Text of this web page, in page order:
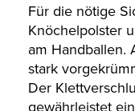
Für die nötige
Knöchelpolster
am Handballen.
stark
Der